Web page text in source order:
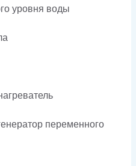
уровня воды
переменного